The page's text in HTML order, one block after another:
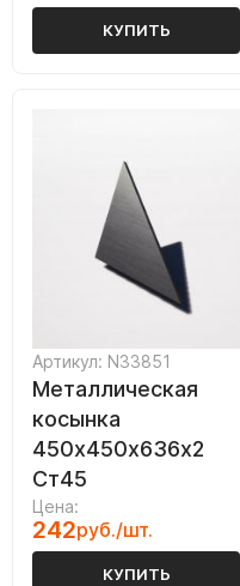
КУПИТЬ
Артикул: N33851
Металлическая
косынка
450х450х636х2
Ст45
Цена:
242руб./шт.
КУПИТЬ